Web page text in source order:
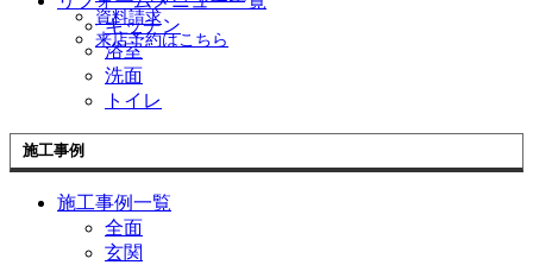
資料請求
来店予約はこちら
キッチン
浴室
洗面
トイレ
施工事例
施工事例一覧
全面
玄関